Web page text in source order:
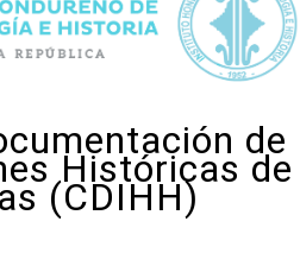
de
Históricas de
(CDIHH)